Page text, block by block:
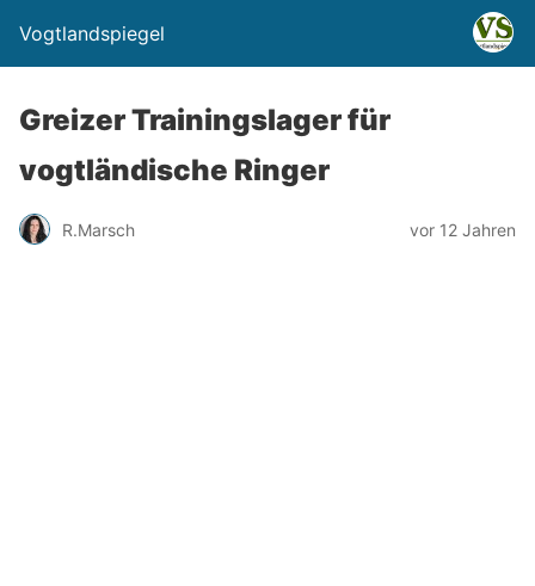
Vogtlandspiegel
Greizer Trainingslager für
vogtländische Ringer
R.Marsch vor 12 Jahren